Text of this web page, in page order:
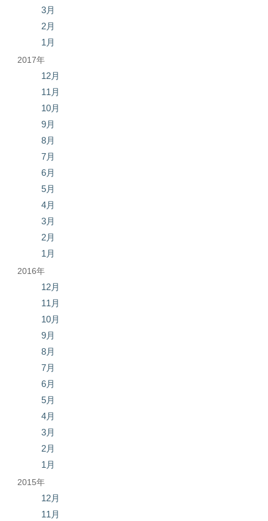
3月
2月
1月
2017年
12月
11月
10月
9月
8月
7月
6月
5月
4月
3月
2月
1月
2016年
12月
11月
10月
9月
8月
7月
6月
5月
4月
3月
2月
1月
2015年
12月
11月